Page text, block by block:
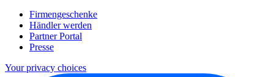
Firmengeschenke
Händler werden
Partner Portal
Presse
Your privacy choices